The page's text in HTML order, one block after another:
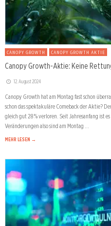
CANOPY GROWTH CANOPY GROWTH AKTIE
Canopy Growth-Aktie: Keine
12. August 2024
Canopy Growth hat am Montag fast schon
schon das spektakuläre Comeback der Aktie?
gleich gut 28 % verloren. Seit Jahresanfang ist
Veränderungen also sind am Montag …
MEHR LESEN →